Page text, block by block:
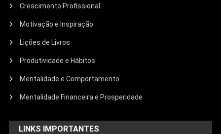
Crescimento Profissional
Motivação e Inspiração
Lições de Livros
Produtividade e Hábitos
Mentalidade e Comportamento
Mentalidade Financeira e Prosperidade
LINKS IMPORTANTES